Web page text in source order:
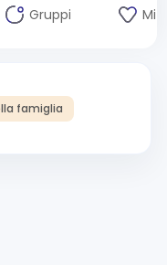
Gruppi Mi
famiglia